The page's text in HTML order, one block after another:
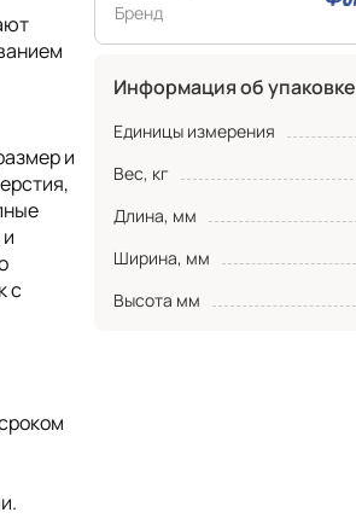
и
с
Бренд
Информация об упаковке
Единицы измерения
Вес, кг
Длина, мм
Ширина, мм
Высота мм